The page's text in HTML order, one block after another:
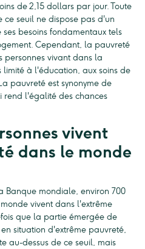
de 2,15 dollars par jour. Toute
ce seuil ne dispose pas d'un
besoins fondamentaux tels
Cependant, la pauvreté
personnes vivant dans la
limité à l'éducation, aux soins de
pauvreté est synonyme de
rend l'égalité des chances
vivent
dans le monde
Banque mondiale, environ 700
vivent dans l'extrême
que la partie émergée de
situation d'extrême pauvreté,
au-dessus de ce seuil, mais